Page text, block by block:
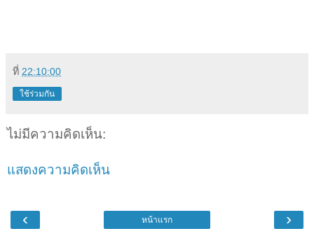
ที่ 22:10:00
ใช้ร่วมกัน
ไม่มีความคิดเห็น:
แสดงความคิดเห็น
‹ ›
หน้าแรก